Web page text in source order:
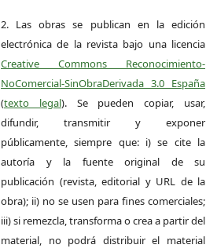
2. Las obras se publican en la edición
electrónica de la revista bajo una licencia
Creative Commons Reconocimiento-
NoComercial-SinObraDerivada 3.0 España
(texto legal). Se pueden copiar, usar,
difundir, transmitir y exponer
públicamente, siempre que: i) se cite la
autoría y la fuente original de su
publicación (revista, editorial y URL de la
obra); ii) no se usen para fines comerciales;
iii) si remezcla, transforma o crea a partir del
material, no podrá distribuir el material